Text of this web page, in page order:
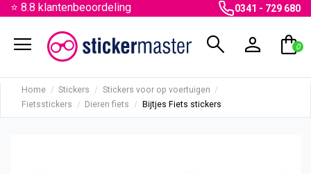
⭐ 8.8 klantenbeoordeling 0341 - 729 680
menu search person shopping_bag
0
Home Stickers
Stickers voor op voertuigen
Fietsstickers
Dieren fiets Bijtjes Fiets stickers